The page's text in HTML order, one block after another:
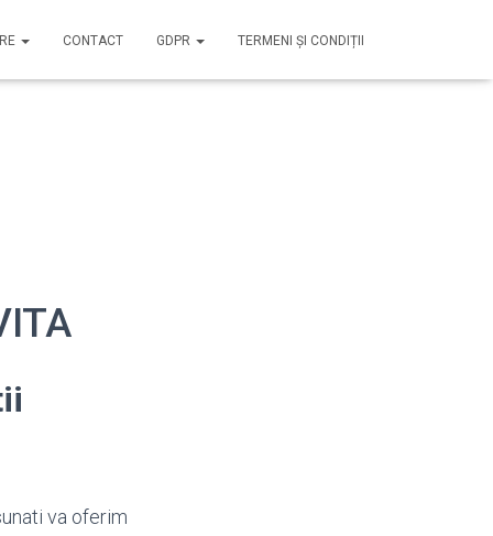
CONTACT GDPR TERMENI ȘI CONDIȚII
va oferim